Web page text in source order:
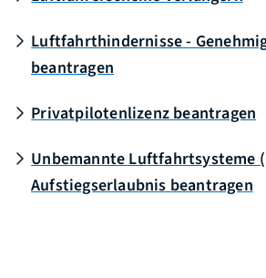
Luftfahrthindernisse -
beantragen
Privatpilotenlizenz beantragen
Unbemannte Luftfahrtsysteme
Aufstiegserlaubnis beantragen